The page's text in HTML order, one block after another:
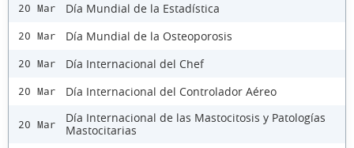
20 Mar Día Mundial de la Estadística
20 Mar Día Mundial de la Osteoporosis
20 Mar Día Internacional del Chef
20 Mar Día Internacional del Controlador Aéreo
20 Mar
Día Internacional de las Mastocitosis y Patologías
Mastocitarias